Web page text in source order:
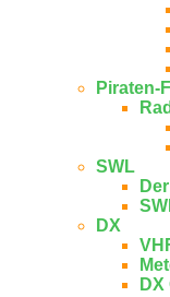
Piraten-
SWL
DX